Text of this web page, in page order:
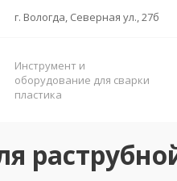
г. Вологда, Северная ул., 27б
Инструмент и
оборудование для сварки
пластика